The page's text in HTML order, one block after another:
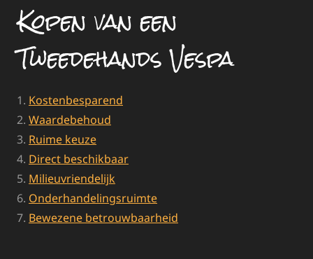
Kopen van een
Tweedehands Vespa
Kostenbesparend
Waardebehoud
Ruime keuze
Direct beschikbaar
Milieuvriendelijk
Onderhandelingsruimte
Bewezene betrouwbaarheid